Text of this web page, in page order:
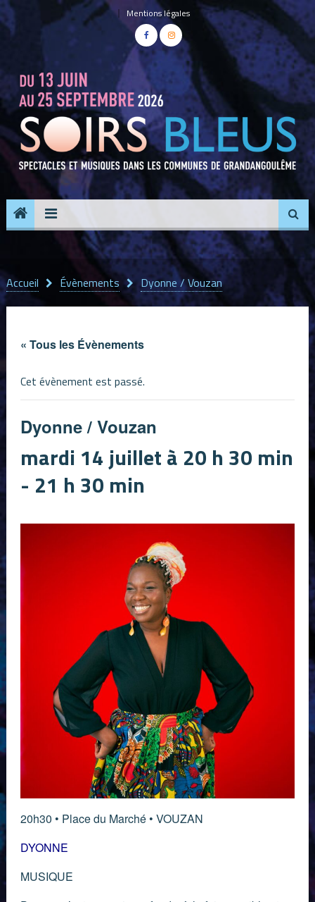
Mentions légales
Accueil Évènements Dyonne / Vouzan
« Tous les Évènements
Cet évènement est passé.
Dyonne / Vouzan
mardi 14 juillet à 20 h 30 min
- 21 h 30 min
20h30 • Place du Marché • VOUZAN
DYONNE
MUSIQUE
Panneau de gestion des cookies